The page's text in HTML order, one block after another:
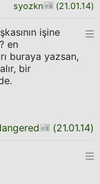
syozkn (21.01.14)
işine
en
buraya yazsan,
bir
(21.01.14)